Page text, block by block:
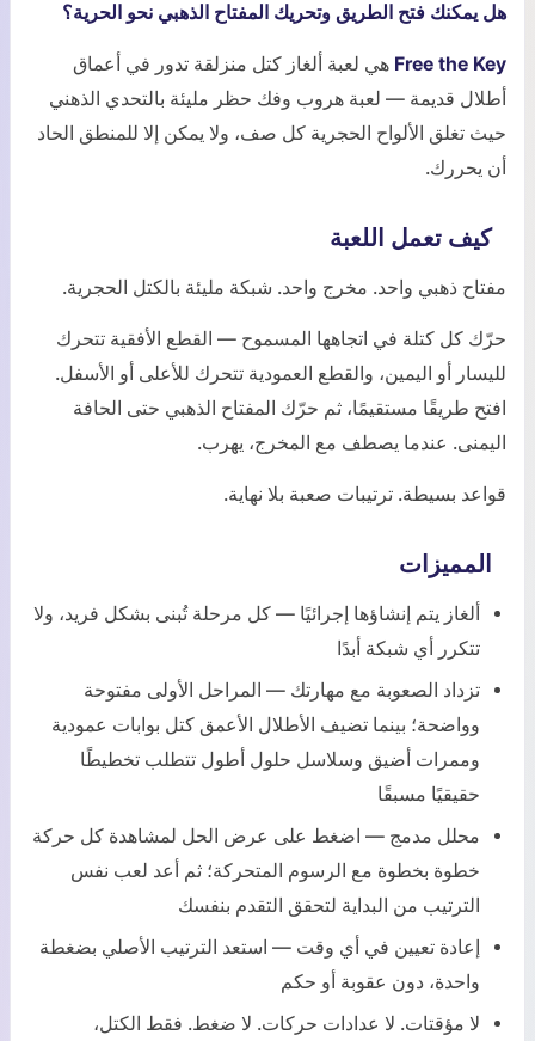
هل يمكنك فتح الطريق وتحريك المفتاح الذهبي نحو الحرية؟
Free the Key هي لعبة ألغاز كتل منزلقة تدور في أعماق
أطلال قديمة — لعبة هروب وفك حظر مليئة بالتحدي الذهني
حيث تغلق الألواح الحجرية كل صف، ولا يمكن إلا للمنطق الحاد
أن يحررك.
كيف تعمل اللعبة
مفتاح ذهبي واحد. مخرج واحد. شبكة مليئة بالكتل الحجرية.
حرّك كل كتلة في اتجاهها المسموح — القطع الأفقية تتحرك
لليسار أو اليمين، والقطع العمودية تتحرك للأعلى أو الأسفل.
افتح طريقًا مستقيمًا، ثم حرّك المفتاح الذهبي حتى الحافة
اليمنى. عندما يصطف مع المخرج، يهرب.
قواعد بسيطة. ترتيبات صعبة بلا نهاية.
المميزات
ألغاز يتم إنشاؤها إجرائيًا — كل مرحلة تُبنى بشكل فريد، ولا
تتكرر أي شبكة أبدًا
تزداد الصعوبة مع مهارتك — المراحل الأولى مفتوحة
وواضحة؛ بينما تضيف الأطلال الأعمق كتل بوابات عمودية
وممرات أضيق وسلاسل حلول أطول تتطلب تخطيطًا
حقيقيًا مسبقًا
محلل مدمج — اضغط على عرض الحل لمشاهدة كل حركة
خطوة بخطوة مع الرسوم المتحركة؛ ثم أعد لعب نفس
الترتيب من البداية لتحقق التقدم بنفسك
إعادة تعيين في أي وقت — استعد الترتيب الأصلي بضغطة
واحدة، دون عقوبة أو حكم
لا مؤقتات. لا عدادات حركات. لا ضغط. فقط الكتل،